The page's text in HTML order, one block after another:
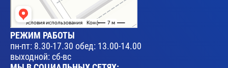
РЕЖИМ РАБОТЫ
пн-пт: 8.30-17.30 обед: 13.00-14.00
выходной: сб-вс